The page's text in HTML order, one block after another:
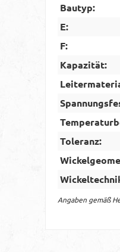
Bautyp:
E:
F:
Kapazität:
Toleranz:
Angaben gemäß